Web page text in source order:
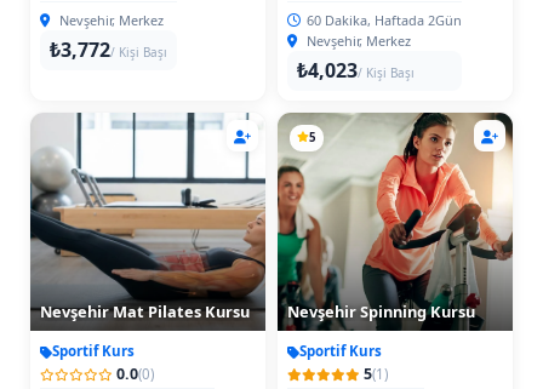
Nevşehir, Merkez
₺3,772/ Kişi Başı
60 Dakika, Haftada 2Gün
Nevşehir, Merkez
₺4,023/ Kişi Başı
Nevşehir Mat Pilates Kursu
Sportif Kurs
0.0(0)
5
Nevşehir Spinning Kursu
Sportif Kurs
5(1)